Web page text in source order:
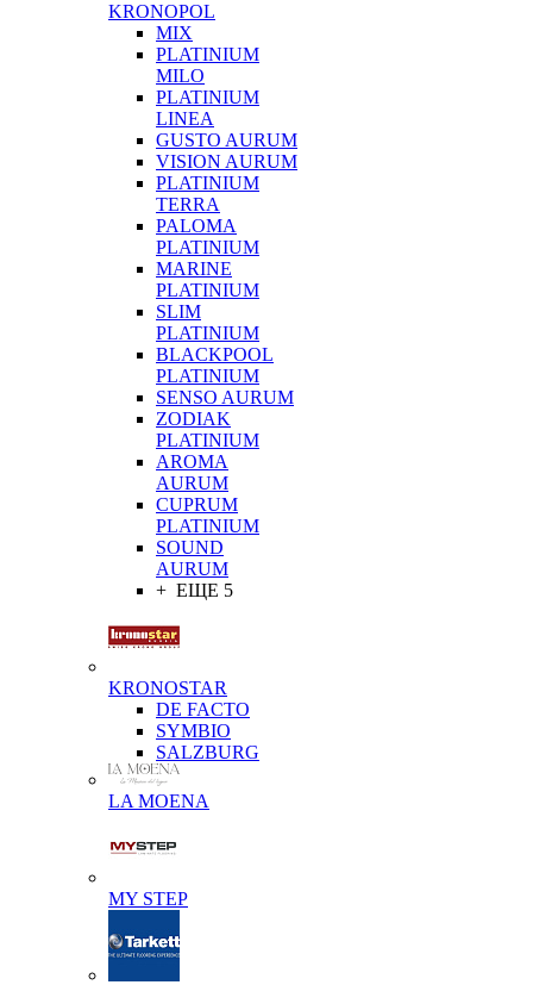
KRONOPOL
MIX
PLATINIUM
MILO
PLATINIUM
LINEA
GUSTO AURUM
VISION AURUM
PLATINIUM
TERRA
PALOMA
PLATINIUM
MARINE
PLATINIUM
SLIM
PLATINIUM
BLACKPOOL
PLATINIUM
SENSO AURUM
ZODIAK
PLATINIUM
AROMA
AURUM
CUPRUM
PLATINIUM
SOUND
AURUM
+ ЕЩЕ 5
KRONOSTAR
DE FACTO
SYMBIO
SALZBURG
LA MOENA
MY STEP